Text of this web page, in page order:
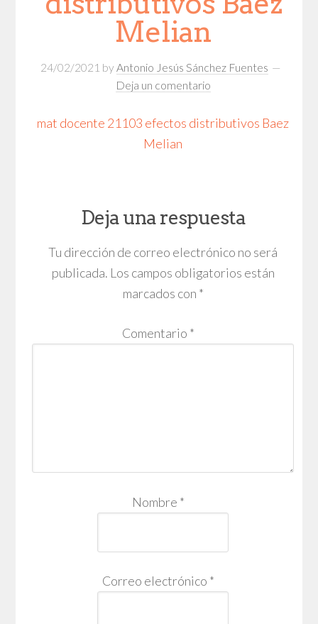
Melian
24/02/2021 by Antonio Jesús Sánchez Fuentes
Deja un comentario
mat docente 21103 efectos distributivos Baez
Melian
Deja una respuesta
Tu dirección de correo electrónico no será
publicada. Los campos obligatorios están
marcados con *
Comentario *
Nombre *
Correo electrónico *